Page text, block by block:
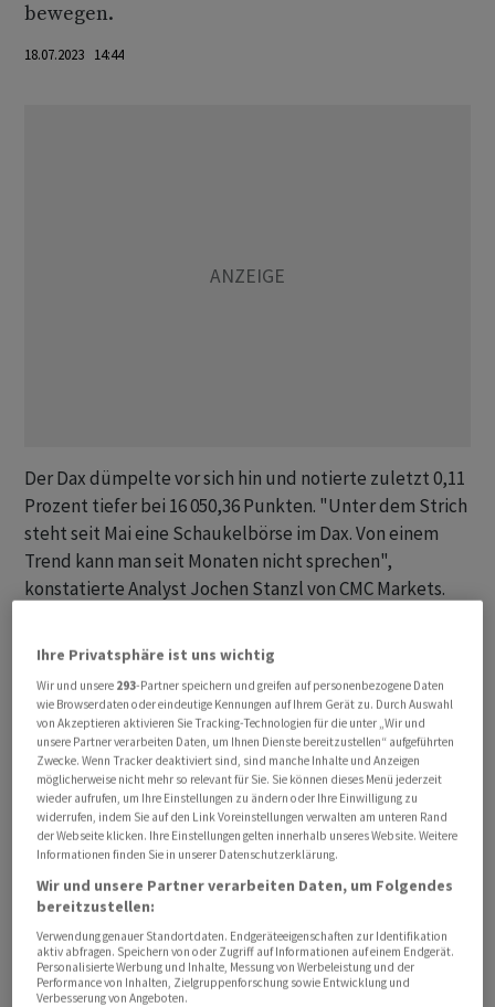
bewegen.
18.07.2023 14:44
Der Dax dümpelte vor sich hin und notierte zuletzt 0,11
Prozent tiefer bei 16 050,36 Punkten. "Unter dem Strich
steht seit Mai eine Schaukelbörse im Dax. Von einem
Trend kann man seit Monaten nicht sprechen",
konstatierte Analyst Jochen Stanzl von CMC Markets.
Dienstagnachmittag um 0,68 Prozent auf 27 912,53
Zähler. Der EuroStoxx 50 als Börsenbarometer für die
Schwergewichte der Eurozone sank um rund 0,1
Prozent.
Die Aktien von Vonovia und TAG Immobilien bekamen
Auftrieb von Hochstufungen der Deutschen Bank und
gewannen 2,9 Prozent beziehungsweise 2,8 Prozent.
Analyst Thomas Rothäusler zeigte sich optimistischer
für den deutschen Wohnimmobilien-Sektor, der die
Talsohle erreicht haben sollte.
Starke Quartalszahlen von Atoss Software und
optimistischere Wachstumsziele für das Gesamtjahr
Ihre Privatsphäre ist uns wichtig
Wir und unsere 293-Partner speichern und greifen auf personenbezogene Daten
wie Browserdaten oder eindeutige Kennungen auf Ihrem Gerät zu. Durch Auswahl
von Akzeptieren aktivieren Sie Tracking-Technologien für die unter „Wir und
unsere Partner verarbeiten Daten, um Ihnen Dienste bereitzustellen“ aufgeführten
Zwecke. Wenn Tracker deaktiviert sind, sind manche Inhalte und Anzeigen
möglicherweise nicht mehr so relevant für Sie. Sie können dieses Menü jederzeit
wieder aufrufen, um Ihre Einstellungen zu ändern oder Ihre Einwilligung zu
widerrufen, indem Sie auf den Link Voreinstellungen verwalten am unteren Rand
der Webseite klicken. Ihre Einstellungen gelten innerhalb unseres Website. Weitere
Informationen finden Sie in unserer Datenschutzerklärung.
Wir und unsere Partner verarbeiten Daten, um Folgendes
bereitzustellen:
Verwendung genauer Standortdaten. Endgeräteeigenschaften zur Identifikation
aktiv abfragen. Speichern von oder Zugriff auf Informationen auf einem Endgerät.
Personalisierte Werbung und Inhalte, Messung von Werbeleistung und der
Performance von Inhalten, Zielgruppenforschung sowie Entwicklung und
Verbesserung von Angeboten.